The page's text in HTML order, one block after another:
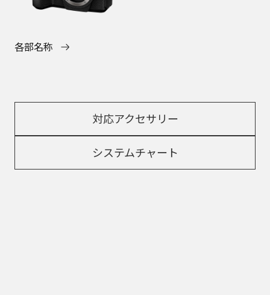
各部名称
対応アクセサリー
システムチャート